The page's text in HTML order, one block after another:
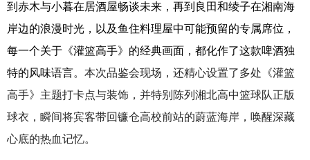
到赤木与小暮在居酒屋畅谈未来，再到良田和绫子在湘南海
岸边的浪漫时光，以及鱼住料理屋中可能预留的专属席位，
每一个关于《灌篮高手》的经典画面，都化作了这款啤酒独
特的风味语言。本次品鉴会现场，还精心设置了多处《灌篮
高手》主题打卡点与装饰，并特别陈列湘北高中篮球队正版
球衣，瞬间将宾客带回镰仓高校前站的蔚蓝海岸，唤醒深藏
心底的热血记忆。